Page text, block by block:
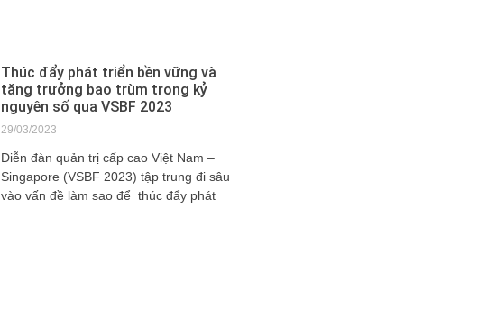
Thúc đẩy phát triển bền vững và
tăng trưởng bao trùm trong kỷ
nguyên số qua VSBF 2023
29/03/2023
Diễn đàn quản trị cấp cao Việt Nam –
Singapore (VSBF 2023) tập trung đi sâu
vào vấn đề làm sao để thúc đẩy phát